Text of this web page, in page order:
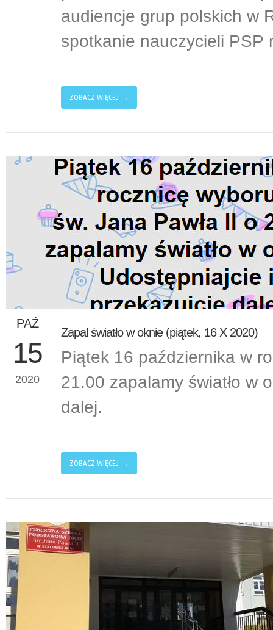
audiencje grup polskich w
spotkanie nauczycieli
ZOBACZ WIĘCEJ →
PAŹ
15
2020
Zapal światło w oknie (piątek, 16 X 2020)
Piątek 16 października w
21.00 zapalamy światło w
dalej.
ZOBACZ WIĘCEJ →